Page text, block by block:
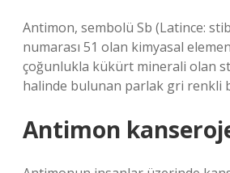
Antimon, sembolü Sb (Latince:
numarası 51 olan kimyasal
çoğunlukla kükürt minerali olan
halinde bulunan parlak gri renkli
Antimon